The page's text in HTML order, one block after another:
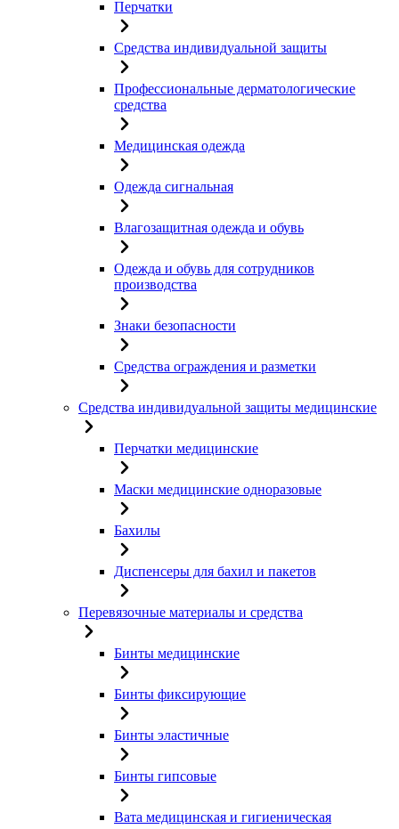
Перчатки
Средства индивидуальной защиты
Профессиональные дерматологические
средства
Медицинская одежда
Одежда сигнальная
Влагозащитная одежда и обувь
Одежда и обувь для сотрудников
производства
Знаки безопасности
Средства ограждения и разметки
Средства индивидуальной защиты медицинские
Перчатки медицинские
Маски медицинские одноразовые
Бахилы
Диспенсеры для бахил и пакетов
Перевязочные материалы и средства
Бинты медицинские
Бинты фиксирующие
Бинты эластичные
Бинты гипсовые
Вата медицинская и гигиеническая